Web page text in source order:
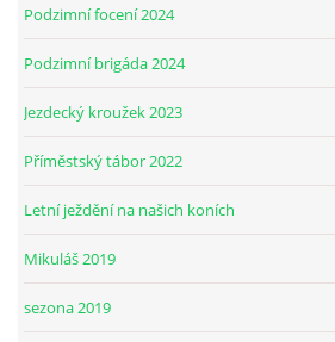
ČLENOVÉ JK CABALLERO Z RYCHVALDU
PODZIMNÍ BRIGÁDA 4.10.2025
Podzimní focení 2024
Podzimní brigáda 2024
Jezdecký kroužek 2023
Příměstský tábor 2022
Letní ježdění na našich koních
Mikuláš 2019
sezona 2019